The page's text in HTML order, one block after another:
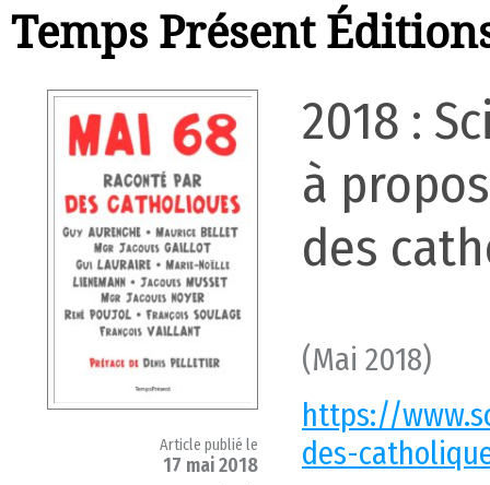
Temps Présent
2018 :
à
des
(Mai 2018)
https://
des-
Article publié le
17 mai 2018